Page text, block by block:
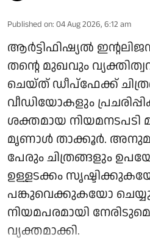
Published on: 04 Aug 2026, 6:12 am
ആർട്ടിഫിഷ്യൽ
തന്റെ മുഖവും
ചെയ്ത് ഡീപ്‌ഫേക്ക്
വീഡിയോകളും
ശക്തമായ നിയമനടപടി
മൃണാൾ താക്കൂർ.
പേരും ചിത്രങ്ങളും
ഉള്ളടക്കം
പങ്കുവെക്കുകയോ
നിയമപരമായി
വ്യക്തമാക്കി.